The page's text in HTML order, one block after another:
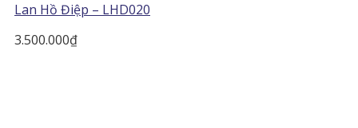
Lan Hồ Điệp – LHD020
3.500.000₫